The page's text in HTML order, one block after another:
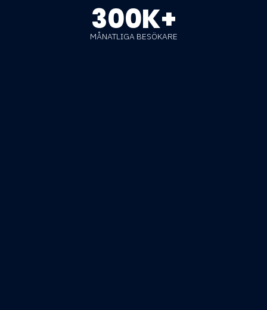
300K+
MÅNATLIGA BESÖKARE